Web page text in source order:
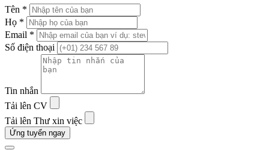
Tên *
Họ *
Email *
Số điện thoại
Tin nhắn
Tải lên CV
Tải lên Thư xin việc
Ứng tuyển ngay